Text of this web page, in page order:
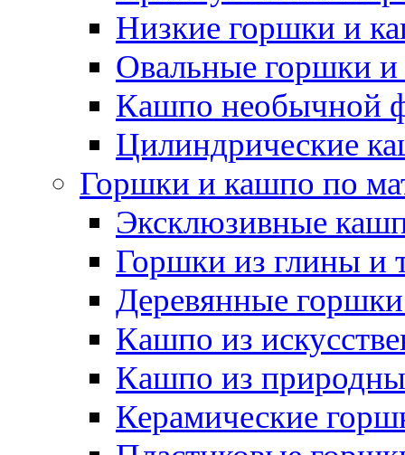
Низкие горшки и
Овальные горшки
Кашпо необычной
Цилиндрические
Горшки и кашпо по
Эксклюзивные
Горшки из глины и
Деревянные
Кашпо из
Кашпо из
Керамические